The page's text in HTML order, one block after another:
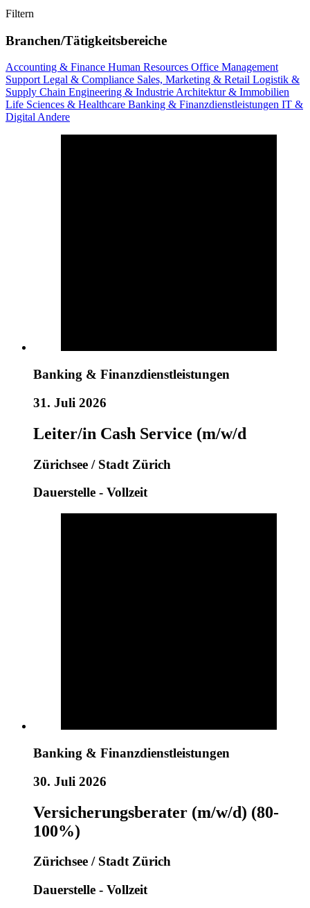
Filtern
Branchen/Tätigkeitsbereiche
Accounting & Finance Human Resources Office Management
SupportLegal & Compliance Sales, Marketing & Retail Logistik &
Supply Chain Engineering & IndustrieArchitektur & Immobilien
Life Sciences & Healthcare Banking & Finanzdienstleistungen IT &
DigitalAndere
Banking & Finanzdienstleistungen
31. Juli 2026
Leiter/in Cash Service (m/w/d
Zürichsee / Stadt Zürich
Dauerstelle - Vollzeit
Banking & Finanzdienstleistungen
30. Juli 2026
Versicherungsberater (m/w/d) (80-
100%)
Zürichsee / Stadt Zürich
Dauerstelle - Vollzeit